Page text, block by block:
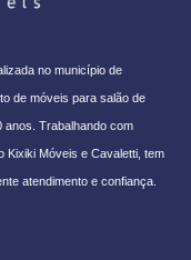
no município de
de móveis para salão de
anos. Trabalhando com
Kixiki Móveis e Cavaletti, tem
atendimento e confiança.